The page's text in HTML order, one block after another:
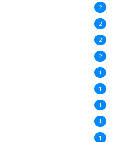
2
2
2
2
1
1
1
1
1